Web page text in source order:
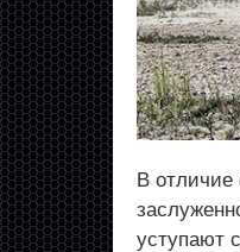
В отличие
уступают